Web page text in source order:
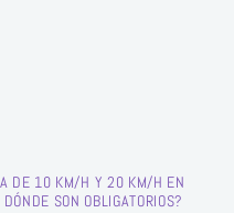
DE 10 KM/H Y 20 KM/H EN
SON OBLIGATORIOS?